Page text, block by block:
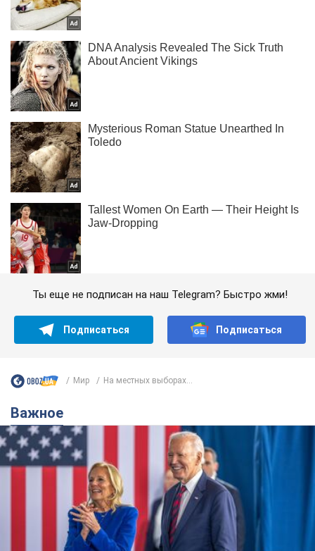
Ты еще не подписан на наш Telegram? Быстро жми!
Подписаться Подписаться
Мир На местных выборах...
Важное